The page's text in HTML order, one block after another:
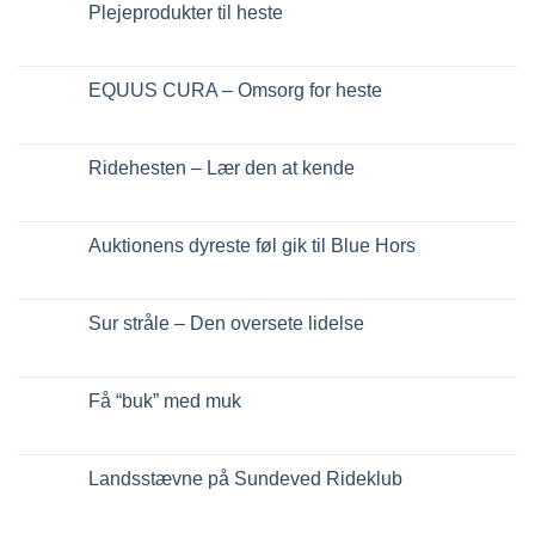
Plejeprodukter til heste
EQUUS CURA – Omsorg for heste
Ridehesten – Lær den at kende
Auktionens dyreste føl gik til Blue Hors
Sur stråle – Den oversete lidelse
Få “buk” med muk
Landsstævne på Sundeved Rideklub